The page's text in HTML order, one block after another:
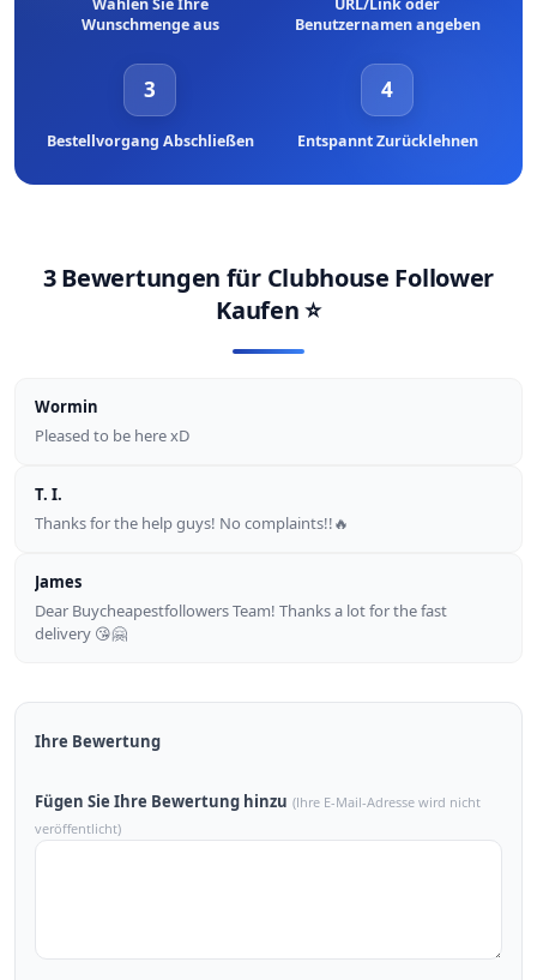
Wunschmenge aus
Benutzernamen angeben
3
Bestellvorgang Abschließen
4
Entspannt Zurücklehnen
3 Bewertungen für Clubhouse Follower
Kaufen⭐
Wormin
Pleased to be here xD
T. I.
Thanks for the help guys! No complaints!!🔥
James
Dear Buycheapestfollowers Team! Thanks a lot for the fast
delivery 😘🤗
Ihre Bewertung
Fügen Sie Ihre Bewertung hinzu (Ihre E-Mail-Adresse wird nicht
veröffentlicht)